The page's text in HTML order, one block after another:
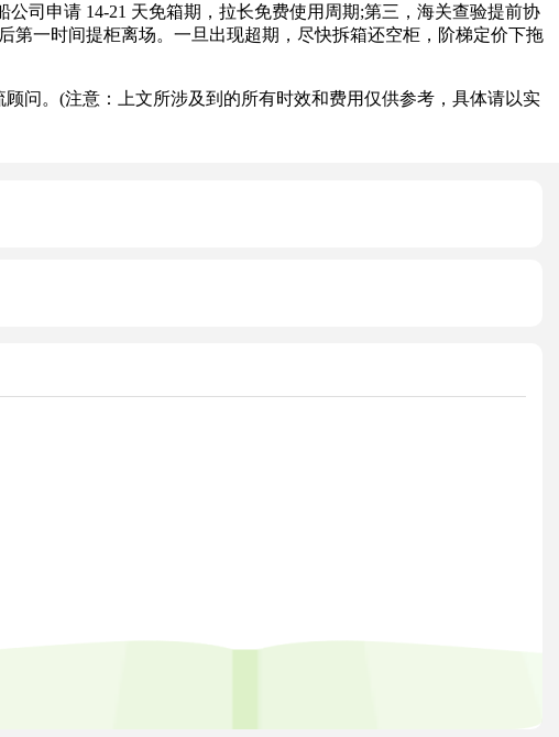
申请 14-21 天免箱期，拉长免费使用周期;第三，海关查验提前协
一时间提柜离场。一旦出现超期，尽快拆箱还空柜，阶梯定价下拖
。(注意：上文所涉及到的所有时效和费用仅供参考，具体请以实